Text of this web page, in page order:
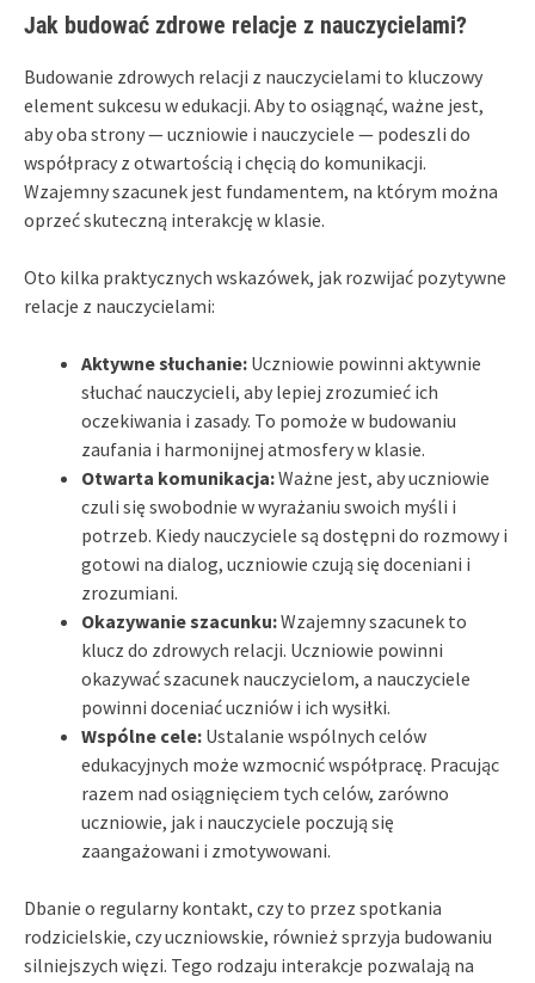
Jak budować zdrowe relacje z nauczycielami?
Budowanie zdrowych relacji z nauczycielami to kluczowy
element sukcesu w edukacji. Aby to osiągnąć, ważne jest,
aby oba strony — uczniowie i nauczyciele — podeszli do
współpracy z otwartością i chęcią do komunikacji.
Wzajemny szacunek jest fundamentem, na którym można
oprzeć skuteczną interakcję w klasie.
Oto kilka praktycznych wskazówek, jak rozwijać pozytywne
relacje z nauczycielami:
Aktywne słuchanie: Uczniowie powinni aktywnie
słuchać nauczycieli, aby lepiej zrozumieć ich
oczekiwania i zasady. To pomoże w budowaniu
zaufania i harmonijnej atmosfery w klasie.
Otwarta komunikacja:Ważne jest, aby uczniowie
czuli się swobodnie w wyrażaniu swoich myśli i
potrzeb. Kiedy nauczyciele są dostępni do rozmowy i
gotowi na dialog, uczniowie czują się doceniani i
zrozumiani.
Okazywanie szacunku:Wzajemny szacunek to
klucz do zdrowych relacji. Uczniowie powinni
okazywać szacunek nauczycielom, a nauczyciele
powinni doceniać uczniów i ich wysiłki.
Wspólne cele: Ustalanie wspólnych celów
edukacyjnych może wzmocnić współpracę. Pracując
razem nad osiągnięciem tych celów, zarówno
uczniowie, jak i nauczyciele poczują się
zaangażowani i zmotywowani.
Dbanie o regularny kontakt, czy to przez spotkania
rodzicielskie, czy uczniowskie, również sprzyja budowaniu
silniejszych więzi. Tego rodzaju interakcje pozwalają na